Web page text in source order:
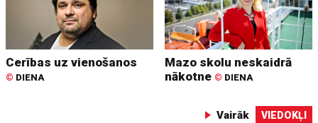
Cerības uz vienošanos
© DIENA
Mazo skolu neskaidrā
nākotne © DIENA
Vairāk VIEDOKĻI